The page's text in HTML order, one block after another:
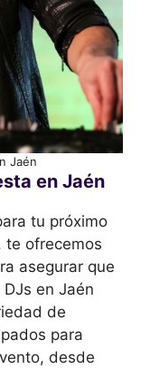
Jaén
en Jaén
tu próximo
te ofrecemos
asegurar que
en Jaén
de
para
desde